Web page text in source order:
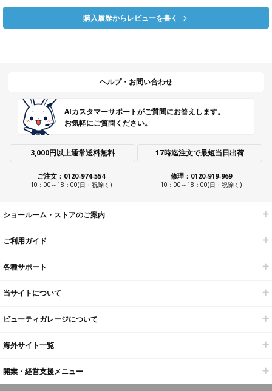
購入履歴からレビューを書く
ヘルプ・お問い合わせ
AIカスタマーサポートがご質問にお答えします。
お気軽にご質問ください。
3,000円以上通常送料無料 17時迄注文で最短当日出荷
ご注文：0120-974-554
10：00～18：00(日・祝除く)
修理：0120-919-969
10：00～18：00(日・祝除く)
ショールーム・ストアのご案内
ご利用ガイド
各種サポート
当サイトについて
ビューティガレージについて
海外サイト一覧
開業・経営支援メニュー